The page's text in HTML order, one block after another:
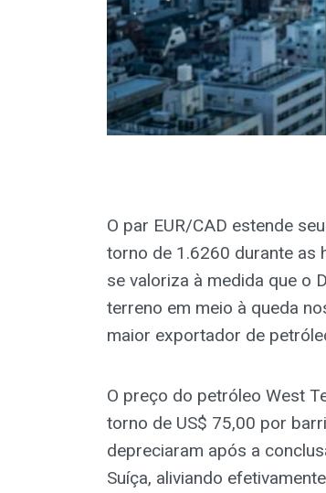
O par EUR/CAD estende
torno de 1.6260 durante as
se valoriza à medida que o
terreno em meio à queda
maior exportador de
O preço do petróleo West
torno de US$ 75,00 por
depreciaram após a
Suíça, aliviando